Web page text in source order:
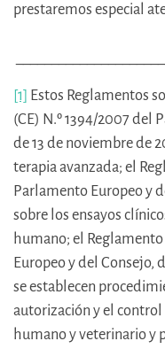
prestaremos especial
[1] Estos Reglamentos
(CE) N.º 1394/2007 del
de 13 de noviembre de
terapia avanzada; el
Parlamento Europeo y
sobre los ensayos
humano; el
Europeo y del Consejo,
se establecen
autorización y el
humano y veterinario y